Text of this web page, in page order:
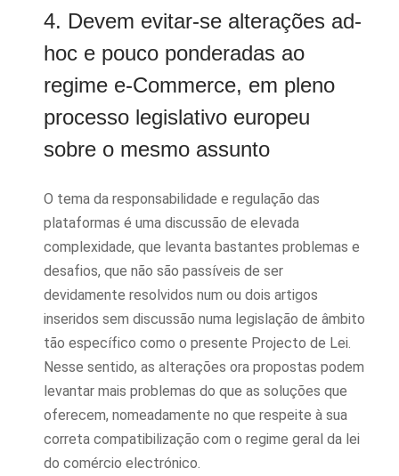
4. Devem evitar-se alterações ad-
hoc e pouco ponderadas ao
regime e-Commerce, em pleno
processo legislativo europeu
sobre o mesmo assunto
O tema da responsabilidade e regulação das
plataformas é uma discussão de elevada
complexidade, que levanta bastantes problemas e
desafios, que não são passíveis de ser
devidamente resolvidos num ou dois artigos
inseridos sem discussão numa legislação de âmbito
tão específico como o presente Projecto de Lei.
Nesse sentido, as alterações ora propostas podem
levantar mais problemas do que as soluções que
oferecem, nomeadamente no que respeite à sua
correta compatibilização com o regime geral da lei
do comércio electrónico.